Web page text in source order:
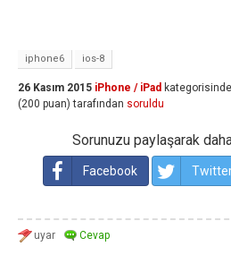
iphone6 ios-8
26 Kasım 2015 iPhone / iPad kategorisinde
(200 puan) tarafından soruldu
Sorunuzu paylaşarak
Facebook